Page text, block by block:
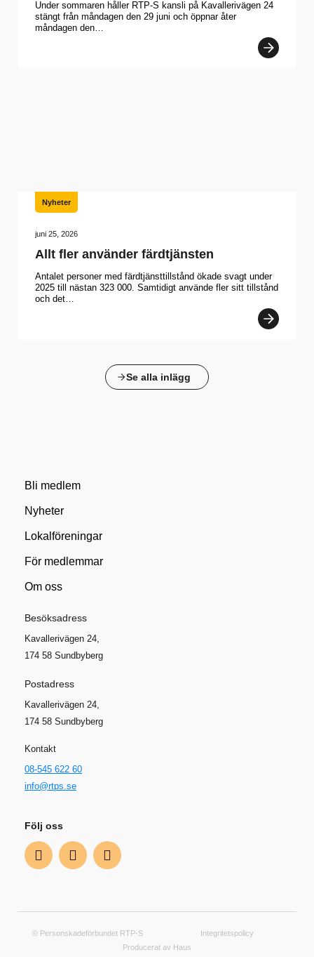
Under sommaren håller RTP-S kansli på Kavallerivägen 24
stängt från måndagen den 29 juni och öppnar åter
måndagen den…
Nyheter
juni 25, 2026
Allt fler använder färdtjänsten
Antalet personer med färdtjänsttillstånd ökade svagt under
2025 till nästan 323 000. Samtidigt använde fler sitt tillstånd
och det…
Se alla inlägg
Bli medlem
Nyheter
Lokalföreningar
För medlemmar
Om oss
Besöksadress
Kavallerivägen 24,
174 58 Sundbyberg
Postadress
Kavallerivägen 24,
174 58 Sundbyberg
Kontakt
08-545 622 60
info@rtps.se
Följ oss
© Personskadeförbundet RTP-S
Integritetspolicy
Producerat av Haus